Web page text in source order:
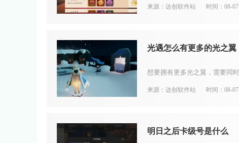
来源：达创软件站 时间：08-07
光遇怎么有更多的光之翼
来源：达创软件站 时间：08-07
明日之后卡级号是什么